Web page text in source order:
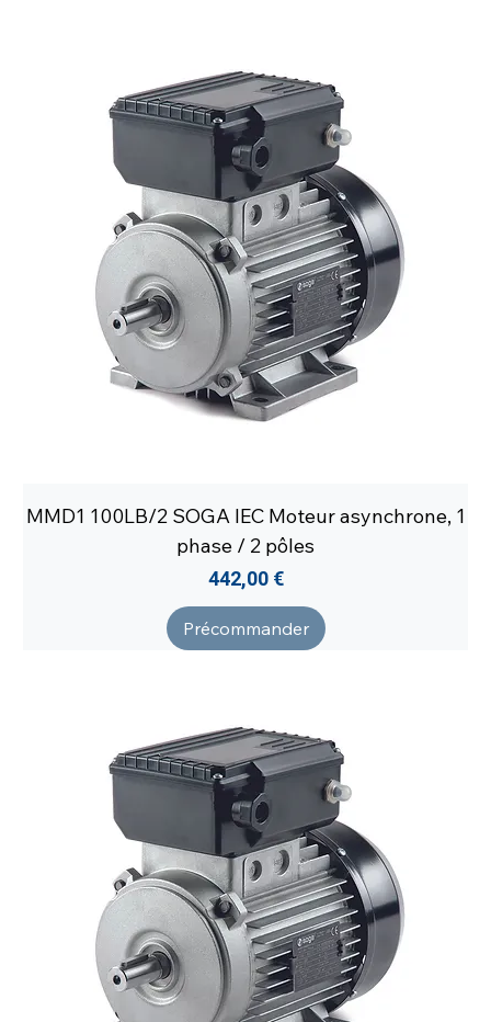
MMD1 100LB/2 SOGA IEC Moteur asynchrone, 1
phase / 2 pôles
Prix
442,00 €
Précommander